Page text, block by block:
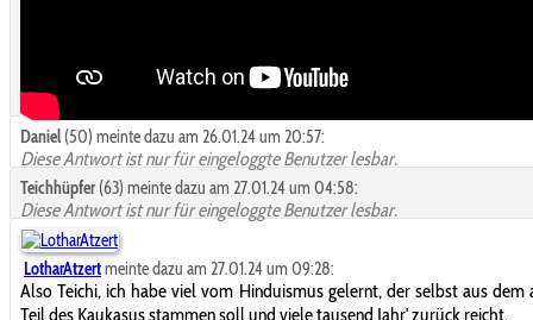
Daniel (50) meinte dazu am 26.01.24 um 20:57:
Diese Antwort ist nur für eingeloggte Benutzer lesbar.
Teichhüpfer(63) meinte dazu am 27.01.24 um 04:58:
Diese Antwort ist nur für eingeloggte Benutzer lesbar.
LotharAtzertmeinte dazu am 27.01.24 um 09:28:
Also Teichi, ich habe viel vom Hinduismus gelernt, der selbst aus dem
Teil des Kaukasus stammen soll und viele tausend Jahr' zurück reicht.